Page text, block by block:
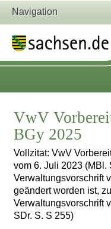
Navigation
VwV
BGy 2025
Vollzitat: VwV
vom 6. Juli 2023 (MBl.
Verwaltungsvorschrift
geändert worden ist,
Verwaltungsvorschrift
SDr. S. S 255)